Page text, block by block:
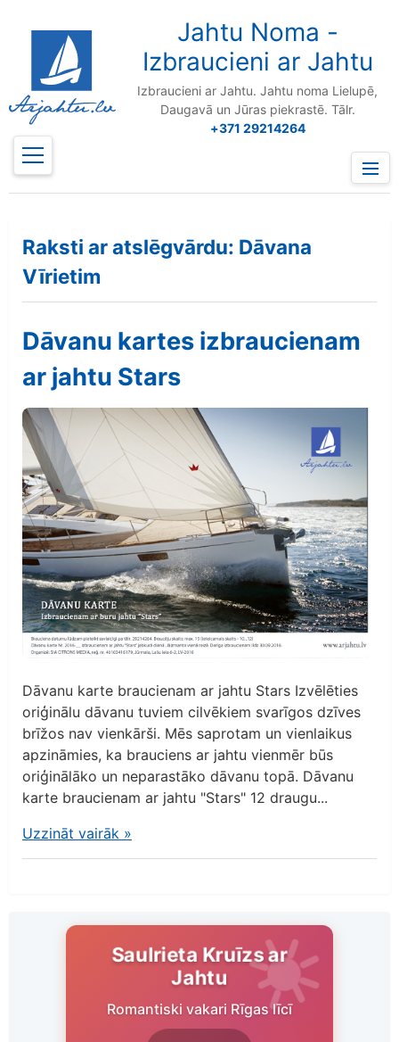
Jahtu Noma -
Izbraucieni ar Jahtu
Izbraucieni ar Jahtu. Jahtu noma Lielupē,
Daugavā un Jūras piekrastē. Tālr.
+371 29214264
Menu
Raksti ar atslēgvārdu: Dāvana
Vīrietim
Dāvanu kartes izbraucienam
ar jahtu Stars
Dāvanu karte braucienam ar jahtu Stars Izvēlēties
oriģinālu dāvanu tuviem cilvēkiem svarīgos dzīves
brīžos nav vienkārši. Mēs saprotam un vienlaikus
apzināmies, ka brauciens ar jahtu vienmēr būs
oriģinālāko un neparastāko dāvanu topā. Dāvanu
karte braucienam ar jahtu "Stars" 12 draugu...
Uzzināt vairāk »
Saulrieta Kruīzs ar
Jahtu
Romantiski vakari Rīgas līcī